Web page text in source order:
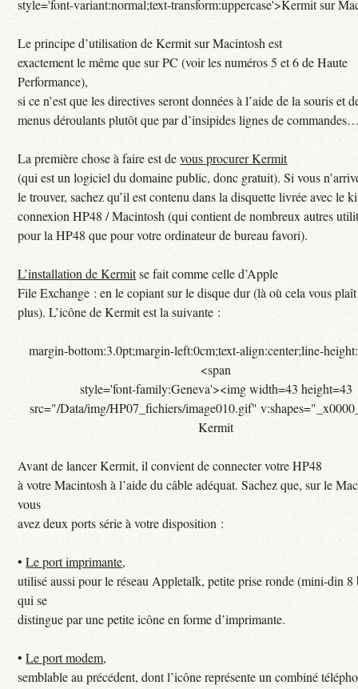
style='font-variant:normal;text-transform:uppercase'>Kermit sur
Le principe d’utilisation de Kermit sur Macintosh est
exactement le même que sur PC (voir les numéros 5 et 6 de Haute
Performance),
si ce n’est que les directives seront données à l’aide de la souris et
menus déroulants plutôt que par d’insipides lignes de
La première chose à faire est devous procurer Kermit
(qui est un logiciel du domaine public, donc gratuit). Si vous
le trouver, sachez qu’il est contenu dans la disquette livrée avec le
connexion HP48 / Macintosh (qui contient de nombreux autres
pour la HP48 que pour votre ordinateur de bureau favori).
L’installation de Kermitse fait comme celle d’Apple
File Exchange : en le copiant sur le disque dur (là où cela vous
plus). L’icône de Kermit est la suivante :
margin-bottom:3.0pt;margin-left:0cm;text-align:center;line-
<span
style='font-family:Geneva'><img width=43 height=43
src="/Data/img/HP07_fichiers/image010.gif"
Kermit
Avant de lancer Kermit, il convient de connecter votre HP48
à votre Macintosh à l’aide du câble adéquat. Sachez que, sur le
vous
avez deux ports série à votre disposition :
• Le port imprimante,
utilisé aussi pour le réseau Appletalk, petite prise ronde (mini-din 8
qui se
distingue par une petite icône en forme d’imprimante.
• Le port modem,
semblable au précédent, dont l’icône représente un combiné